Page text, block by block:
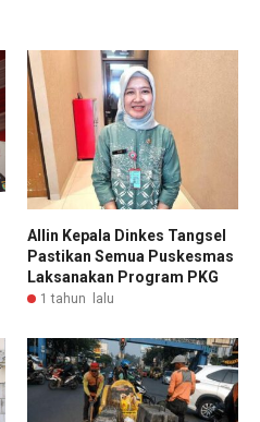
Allin Kepala Dinkes Tangsel
Pastikan Semua Puskesmas
Laksanakan Program PKG
1 tahun lalu